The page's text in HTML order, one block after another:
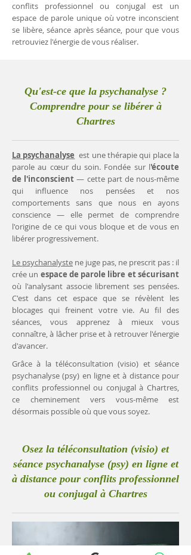
conflits professionnel ou conjugal est un
espace de parole unique où votre inconscient
se libère, séance après séance, pour que vous
retrouviez l'énergie de vous réaliser.
Qu'est-ce que la psychanalyse ?
Comprendre pour se libérer à
Chartres
La psychanalyse est une thérapie qui place la
parole au cœur du soin. Fondée sur l'écoute
de l'inconscient— cette part de nous-même
qui influence nos pensées et nos
comportements sans que nous en ayons
conscience — elle permet de comprendre
l'origine de ce qui vous bloque et de vous en
libérer progressivement.
Le psychanalyste ne juge pas, ne prescrit pas : il
crée un espace de parole libre et sécurisant
où l'analysant associe librement ses pensées.
C'est dans cet espace que se révèlent les
blocages qui freinent votre vie. Au fil des
séances, vous apprenez à mieux vous
connaître, à lâcher prise et à retrouver l'énergie
d'avancer.
Grâce à la téléconsultation (visio) et séance
psychanalyse (psy) en ligne et à distance pour
conflits professionnel ou conjugal à Chartres,
ce cheminement vers vous-même est
désormais possible où que vous soyez.
Osez la téléconsultation (visio) et
séance psychanalyse (psy) en ligne et
à distance pour conflits professionnel
ou conjugal à Chartres